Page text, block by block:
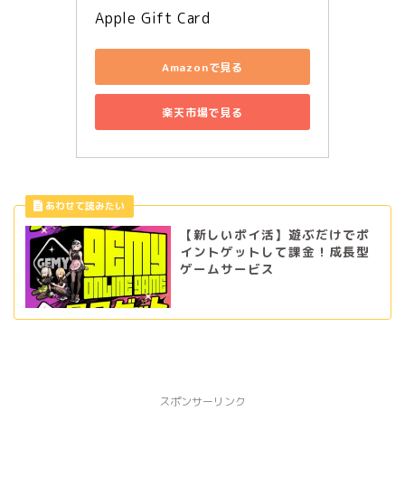
Apple Gift Card
Amazonで見る
楽天市場で見る
【新しいポイ活】遊ぶだけでポ
イントゲットして課金！成長型
ゲームサービス
スポンサーリンク